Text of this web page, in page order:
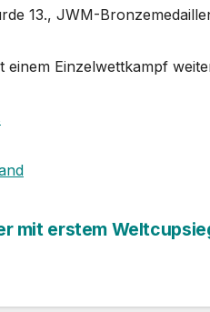
13., JWM-
einem Einzelwettkampf
mit erstem